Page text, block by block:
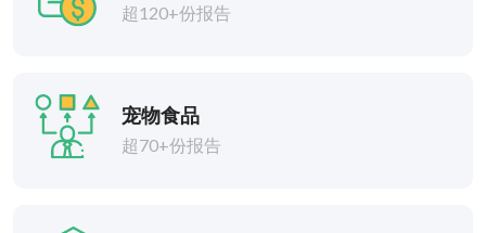
超120+份报告
宠物食品
超70+份报告